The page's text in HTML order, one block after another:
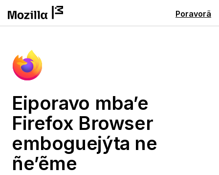
Poravorã
Eiporavo mba’e
Firefox Browser
emboguejýta ne
ñe’ẽme